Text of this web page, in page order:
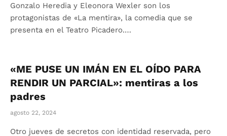
Gonzalo Heredia y Eleonora Wexler son los
protagonistas de «La mentira», la comedia que se
presenta en el Teatro Picadero.…
«ME PUSE UN IMÁN EN EL OÍDO PARA
RENDIR UN PARCIAL»: mentiras a los
padres
agosto 22, 2024
Otro jueves de secretos con identidad reservada, pero